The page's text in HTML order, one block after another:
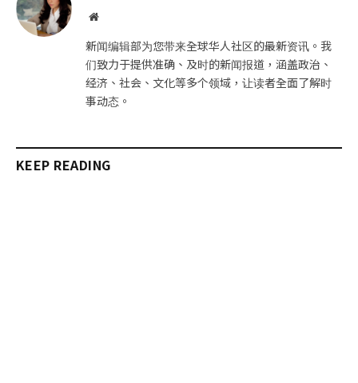
网
新闻编辑部为您带来全球华人社区的最新资讯。我
们致力于提供准确、及时的新闻报道，涵盖政治、
经济、社会、文化等多个领域，让读者全面了解时
事动态。
KEEP READING